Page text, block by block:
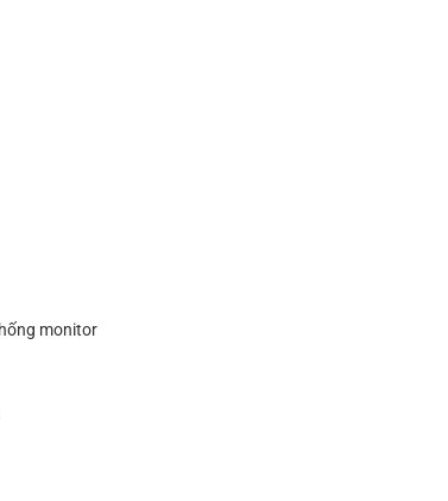
monitor